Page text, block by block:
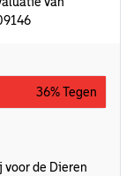
36% Tegen
voor de Dieren